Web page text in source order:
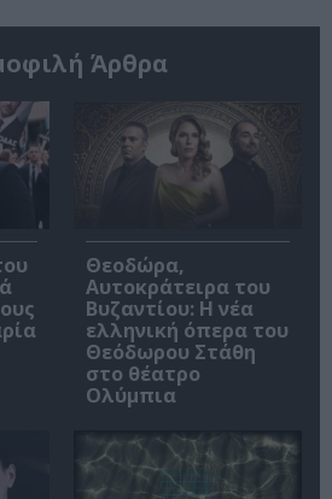
Άρθρα
Θεοδώρα,
Αυτοκράτειρα του
Βυζαντίου: Η νέα
ελληνική όπερα του
Θεόδωρου Στάθη
στο θέατρο
Ολύμπια